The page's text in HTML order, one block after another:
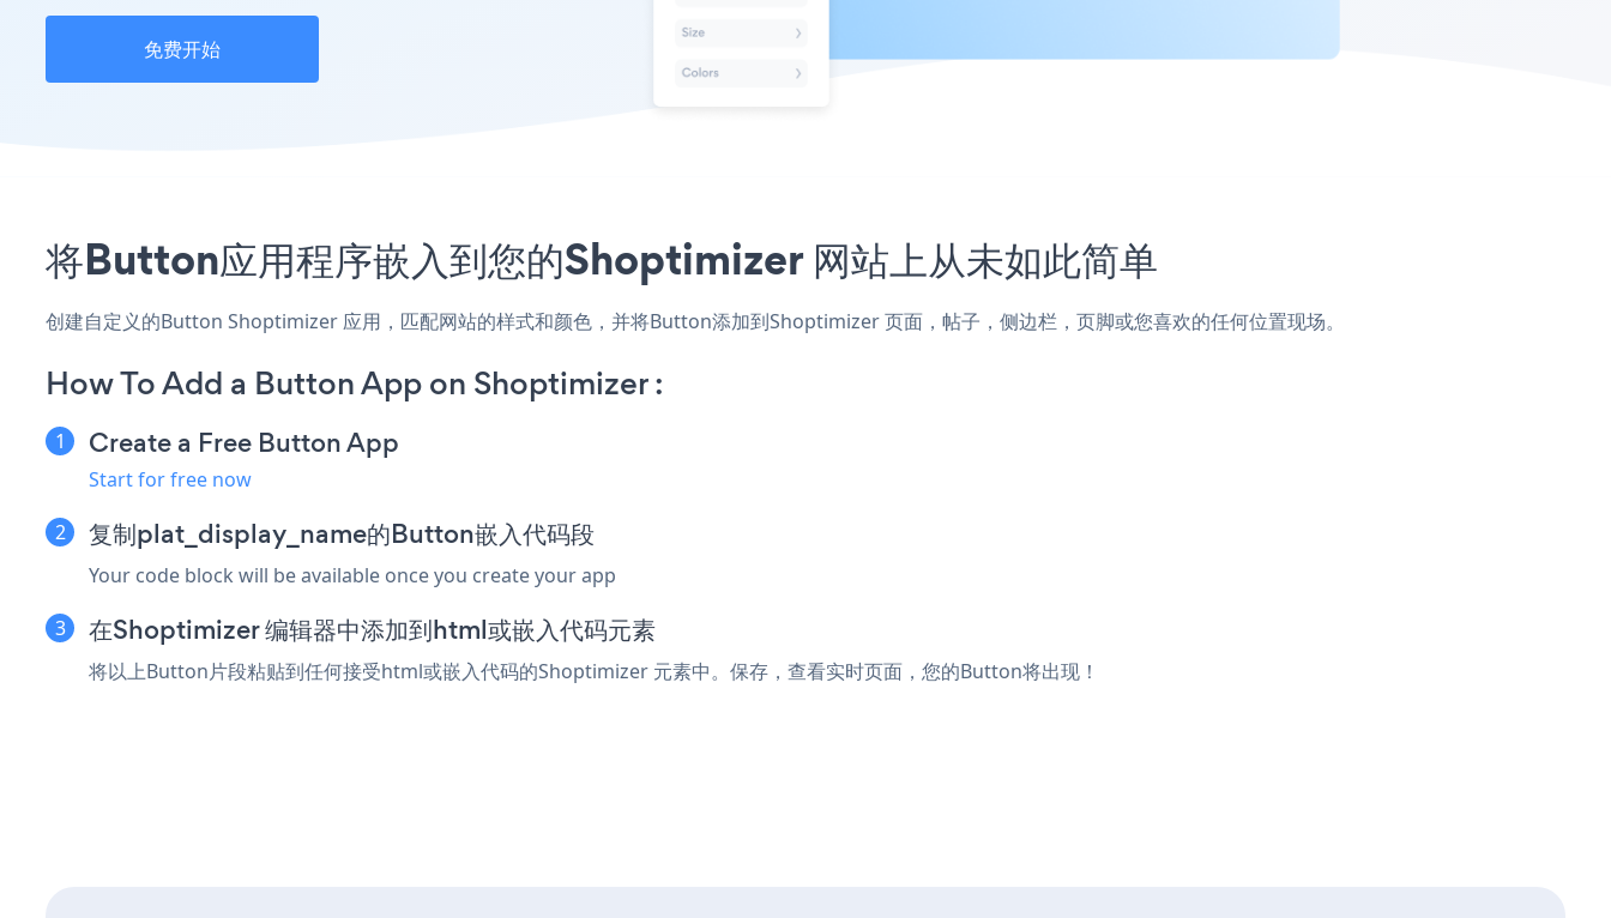
免费开始
将Button应用程序嵌入到您的Shoptimizer 网站上从未如此简单
创建自定义的Button Shoptimizer 应用，匹配网站的样式和颜色，并将Button添加到Shoptimizer 页面，帖子，侧边栏，页脚或您喜欢的任何位置现场。
How To Add a Button App on Shoptimizer :
Create a Free Button App
Start for free now
复制plat_display_name的Button嵌入代码段
Your code block will be available once you create your app
在Shoptimizer 编辑器中添加到html或嵌入代码元素
将以上Button片段粘贴到任何接受html或嵌入代码的Shoptimizer 元素中。保存，查看实时页面，您的Button将出现！